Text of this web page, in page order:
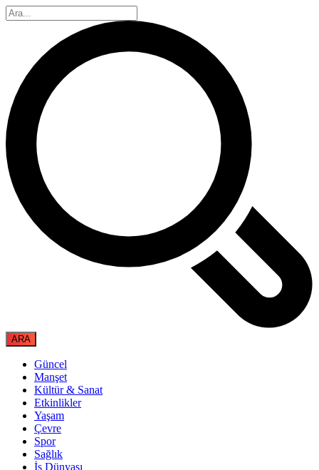
Güncel
Manşet
Kültür & Sanat
Etkinlikler
Yaşam
Çevre
Spor
Sağlık
İş Dünyası